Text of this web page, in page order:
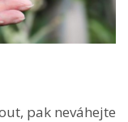
pak neváhejte